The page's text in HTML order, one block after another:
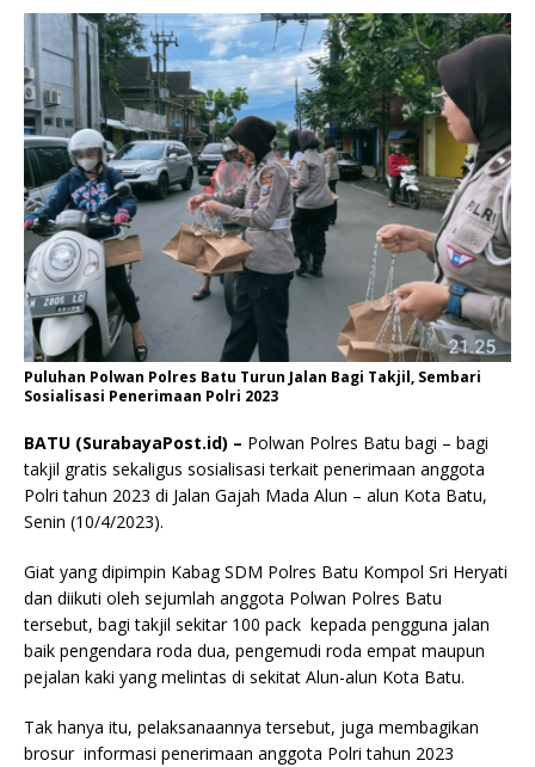
Puluhan Polwan Polres Batu Turun Jalan Bagi Takjil, Sembari
Sosialisasi Penerimaan Polri 2023
BATU (SurabayaPost.id) – Polwan Polres Batu bagi – bagi
takjil gratis sekaligus sosialisasi terkait penerimaan anggota
Polri tahun 2023 di Jalan Gajah Mada Alun – alun Kota Batu,
Senin (10/4/2023).
Giat yang dipimpin Kabag SDM Polres Batu Kompol Sri Heryati
dan diikuti oleh sejumlah anggota Polwan Polres Batu
tersebut, bagi takjil sekitar 100 pack kepada pengguna jalan
baik pengendara roda dua, pengemudi roda empat maupun
pejalan kaki yang melintas di sekitat Alun-alun Kota Batu.
Tak hanya itu, pelaksanaannya tersebut, juga membagikan
brosur informasi penerimaan anggota Polri tahun 2023